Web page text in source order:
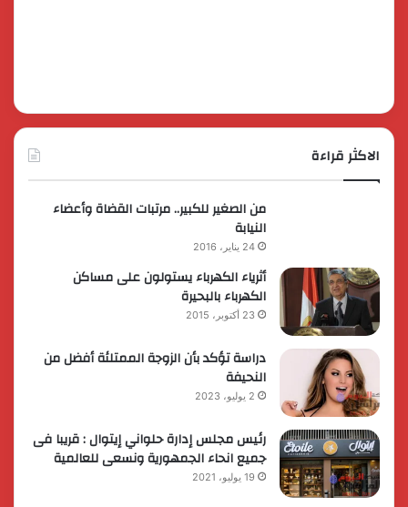
الاكثر قراءة
من الصغير للكبير.. مرتبات القضاة وأعضاء
النيابة
24 يناير، 2016
أثرياء الكهرباء يستولون على مساكن
الكهرباء بالبحيرة
23 أكتوبر، 2015
دراسة تؤكد بأن الزوجة الممتلئة أفضل من
النحيفة
2 يوليو، 2023
رئيس مجلس إدارة حلواني إيتوال : قريبا فى
جميع انحاء الجمهورية ونسعى للعالمية
19 يوليو، 2021